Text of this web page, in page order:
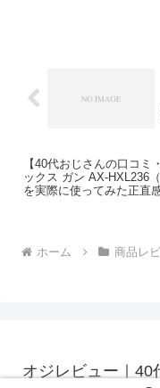
【40代おじさんの口コミ
ックス ガン AX-HXL236
を実際に使ってみた正直
ホーム 商品レ
オジレビュー｜40